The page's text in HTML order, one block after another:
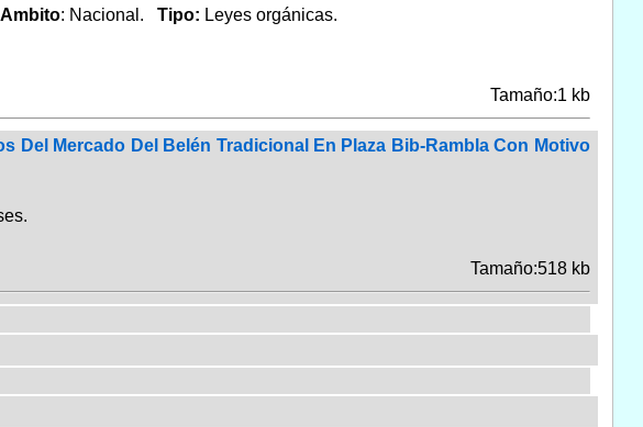
Ambito: Nacional. Tipo: Leyes orgánicas.
Tamaño:1 kb
Del Mercado Del Belén Tradicional En Plaza Bib-Rambla Con Motivo
Tamaño:518 kb